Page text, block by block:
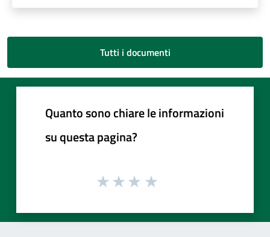
Tutti i documenti
Quanto sono chiare le informazioni
su questa pagina?